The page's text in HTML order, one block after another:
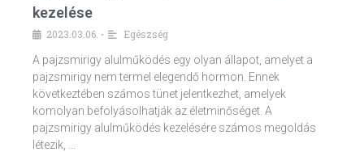
kezelése
2023.03.06. •
Egészség
A pajzsmirigy alulműködés egy olyan állapot, amelyet a
pajzsmirigy nem termel elegendő hormon. Ennek
következtében számos tünet jelentkezhet, amelyek
komolyan befolyásolhatják az életminőséget. A
pajzsmirigy alulműködés kezelésére számos megoldás
létezik, …